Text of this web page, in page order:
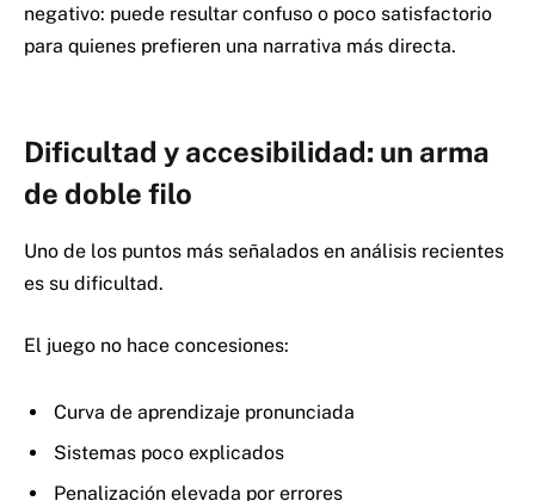
negativo: puede resultar confuso o poco satisfactorio
para quienes prefieren una narrativa más directa.
Dificultad y accesibilidad: un arma
de doble filo
Uno de los puntos más señalados en análisis recientes
es su dificultad.
El juego no hace concesiones:
Curva de aprendizaje pronunciada
Sistemas poco explicados
Penalización elevada por errores